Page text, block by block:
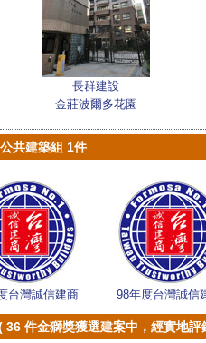
長群建設
金莊波爾多花園
共建築組 1件
台灣誠信建商 98年度台灣誠信
件金獅獎獲選建案中，經實地